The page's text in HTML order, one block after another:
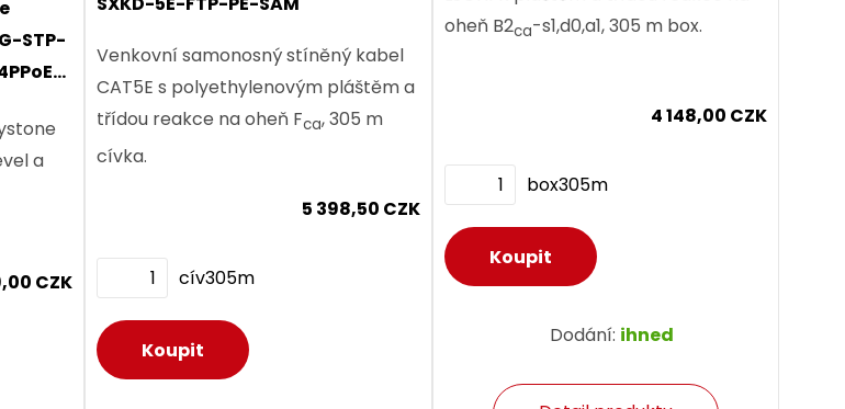
ks
ihned
Detail produktu
STP-
a
CZK
Venkovní samonosný stíněný kabel
CAT5E s polyethylenovým pláštěm a
třídou reakce na oheň Fca, 305 m
cívka.
5 398,50 CZK
cív305m
oheň B2ca-s1,d0,a1, 305 m box.
4 148,00 CZK
box305m
Dodání: ihned